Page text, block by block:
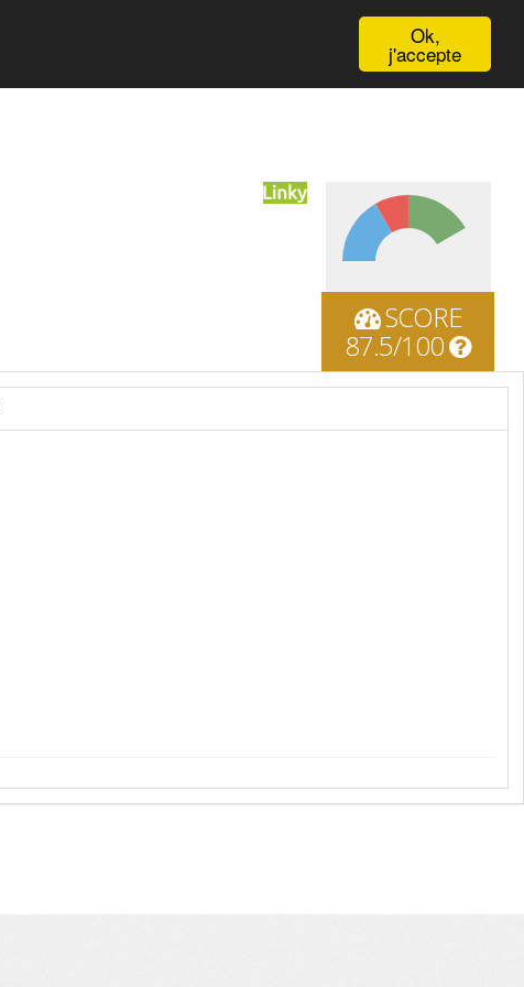
Ok,
j'accepte
SCORE
87.5/100